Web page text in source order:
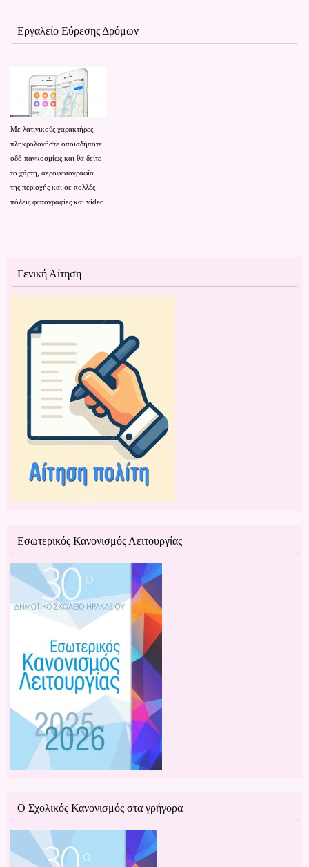
Εργαλείο Εύρεσης Δρόμων
Με λατινικούς χαρακτήρες
πληκρολογήστε οποιαδήποτε
οδό παγκοσμίως και θα δείτε
το χάρτη, αεροφωτογραφία
της περιοχής και σε πολλές
πόλεις φωτογραφίες και video.
Γενική Αίτηση
Εσωτερικός Κανονισμός Λειτουργίας
Ο Σχολικός Κανονισμός στα γρήγορα